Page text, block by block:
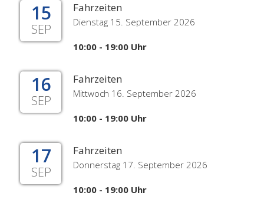
15
SEP
Fahrzeiten
Dienstag 15. September 2026
10:00 - 19:00 Uhr
16
SEP
Fahrzeiten
Mittwoch 16. September 2026
10:00 - 19:00 Uhr
17
SEP
Fahrzeiten
Donnerstag 17. September 2026
10:00 - 19:00 Uhr